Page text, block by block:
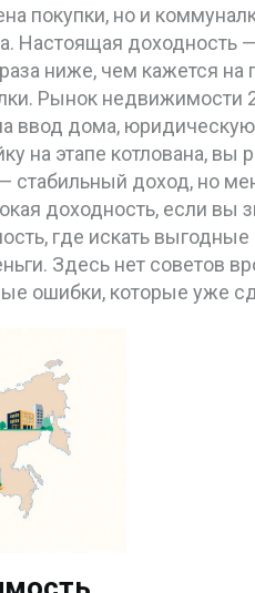
покупки, но и
Настоящая доходность
ниже, чем кажется
Рынок недвижимости
ввод дома, юридическую
на этапе котлована,
стабильный доход, но
доходность, если вы
где искать
Здесь нет советов
ошибки, которые уже